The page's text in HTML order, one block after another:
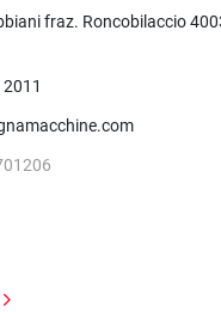
fraz. Roncobilaccio